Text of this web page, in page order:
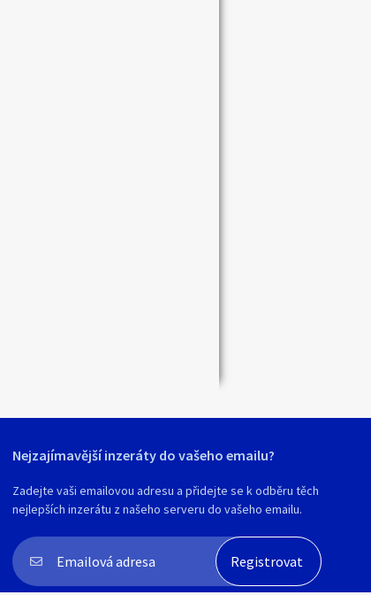
Nejzajímavější inzeráty do vašeho emailu?
Zadejte vaši emailovou adresu a přidejte se k odběru těch
nejlepších inzerátu z našeho serveru do vašeho emailu.